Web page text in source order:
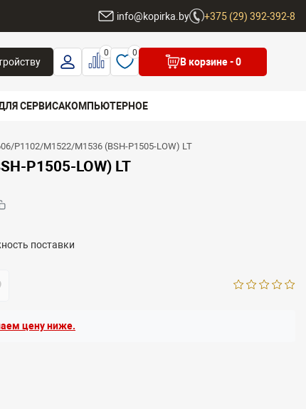
info@kopirka.by +375 (29) 392-392-8
0 0
В корзине- 0
СЕРВИСАКОМПЬЮТЕРНОЕ
P1102/M1522/M1536 (BSH-P1505-LOW) LT
P1505-LOW) LT
поставки
цену ниже.